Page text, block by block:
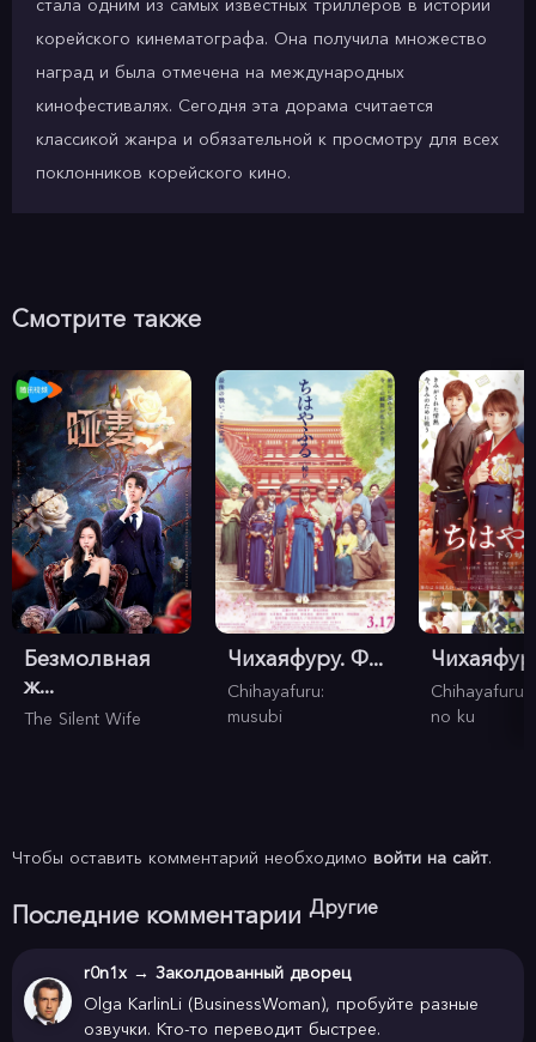
стала одним из самых известных триллеров в истории
корейского кинематографа. Она получила множество
наград и была отмечена на международных
кинофестивалях. Сегодня эта дорама считается
классикой жанра и обязательной к просмотру для всех
поклонников корейского кино.
Смотрите также
Безмолвная
ж...
The Silent Wife
Чихаяфуру. Ф...
Chihayafuru:
musubi
Chihayafuru
no ku
Чтобы оставить комментарий необходимо войти на сайт.
Последние комментарии Другие
r0n1x → Заколдованный дворец
Olga KarlinLi (BusinessWoman), пробуйте разные
озвучки. Кто-то переводит быстрее.